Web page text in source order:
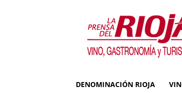
La
Prensa
del
Rioja
DENOMINACIÓN RIOJA